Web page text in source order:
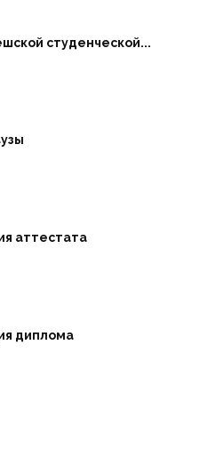
студенческой...
аттестата
диплома